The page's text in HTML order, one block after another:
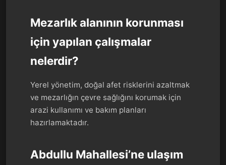
Mezarlık alanının korunması
için yapılan çalışmalar
nelerdir?
Yerel yönetim, doğal afet risklerini azaltmak
ve mezarlığın çevre sağlığını korumak için
arazi kullanımı ve bakım planları
hazırlamaktadır.
Abdullu Mahallesi’ne ulaşım